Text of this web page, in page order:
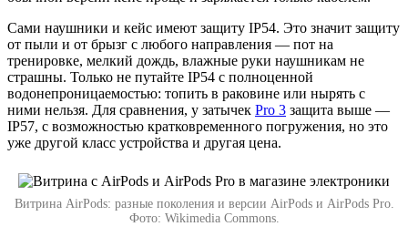
Сами наушники и кейс имеют защиту IP54. Это значит защиту
от пыли и от брызг с любого направления — пот на
тренировке, мелкий дождь, влажные руки наушникам не
страшны. Только не путайте IP54 с полноценной
водонепроницаемостью: топить в раковине или нырять с
ними нельзя. Для сравнения, у затычек Pro 3 защита выше —
IP57, с возможностью кратковременного погружения, но это
уже другой класс устройства и другая цена.
Витрина AirPods: разные поколения и версии AirPods и AirPods Pro.
Фото: Wikimedia Commons.